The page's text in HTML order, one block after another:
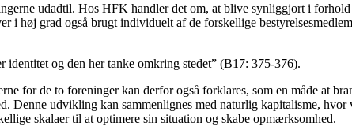
udadtil. Hos HFK handler det om, at blive synliggjort i
høj grad også brugt individuelt af de forskellige
identitet og den her tanke omkring stedet” (B17: 375-376).
for de to foreninger kan derfor også forklares, som en måde at
udvikling kan sammenlignes med naturlig kapitalisme,
skalaer til at optimere sin situation og skabe opmærksomhed.